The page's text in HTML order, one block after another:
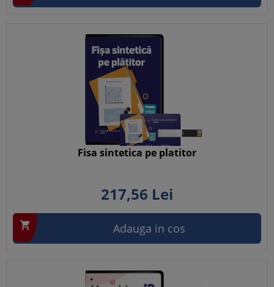
Fisa sintetica pe platitor
217,56 Lei
 Adauga in cos